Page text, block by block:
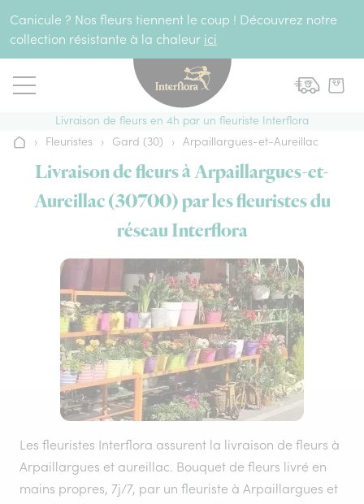
Canicule ? Nos fleurs tiennent le coup ! Découvrez notre
collection résistante à la chaleur ici
Livraison de fleurs en 4h par un fleuriste Interflora
Accueil
› Fleuristes › Gard (30) › Arpaillargues-et-Aureillac
Livraison de fleurs à Arpaillargues-et-
Aureillac (30700) par les fleuristes du
réseau Interflora
Les fleuristes Interflora assurent la livraison de fleurs à
Arpaillargues et aureillac. Bouquet de fleurs livré en
mains propres, 7j/7, par un fleuriste à Arpaillargues et